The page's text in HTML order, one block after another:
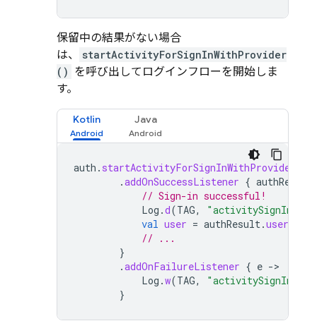
保留中の結果がない場合
は、
startActivityForSignInWithProvider
() を呼び出してログインフローを開始しま
す。
Kotlin Java
auth . startActivityForSignInWithProvider
.addOnSuccessListener { authResult
// Sign-in successful!
Log .d(TAG,
val user = authResult.user
// ...
}
.addOnFailureListener { e -
Log .w(TAG,
}